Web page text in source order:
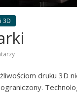
3D
druku 3D